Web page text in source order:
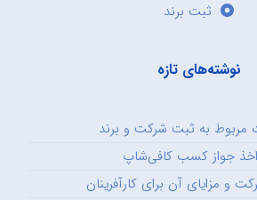
ثبت برند
نوشته‌های تازه
مربوط به ثبت شرکت و برند
اخذ جواز کسب کافی‌شاپ
و مزایای آن برای کارآفرینان